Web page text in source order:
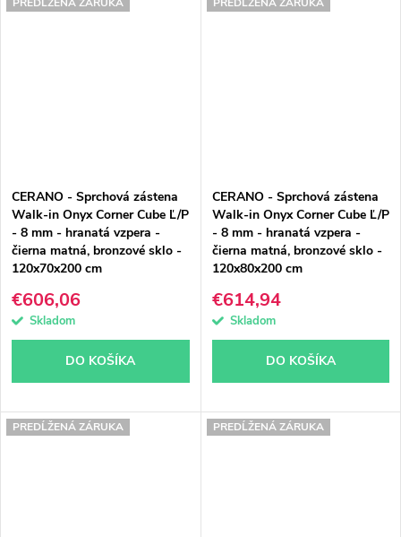
CERANO - Sprchová zástena
Walk-in Onyx Corner Cube Ľ/P
- 8 mm - hranatá vzpera -
čierna matná, bronzové sklo -
120x70x200 cm
€606,06
Skladom
DO KOŠÍKA
CERANO - Sprchová zástena
Walk-in Onyx Corner Cube Ľ/P
- 8 mm - hranatá vzpera -
čierna matná, bronzové sklo -
120x80x200 cm
€614,94
Skladom
DO KOŠÍKA
PREDĹŽENÁ ZÁRUKA PREDĹŽENÁ ZÁRUKA